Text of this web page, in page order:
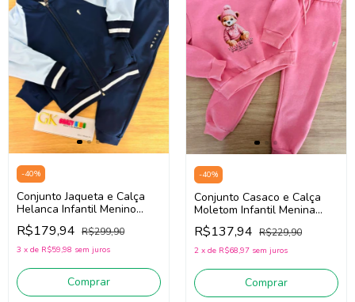
-40%
Conjunto Jaqueta e Calça
Helanca Infantil Menino
Onda Marinha 1261070
(Marinho)
R$179,94 R$299,90
3 x de R$59,98 sem juros
Comprar
-40%
Conjunto Casaco e Calça
Moletom Infantil Menina
Onda Marinha 1261079
(Rosa)
R$137,94 R$229,90
2 x de R$68,97 sem juros
Comprar